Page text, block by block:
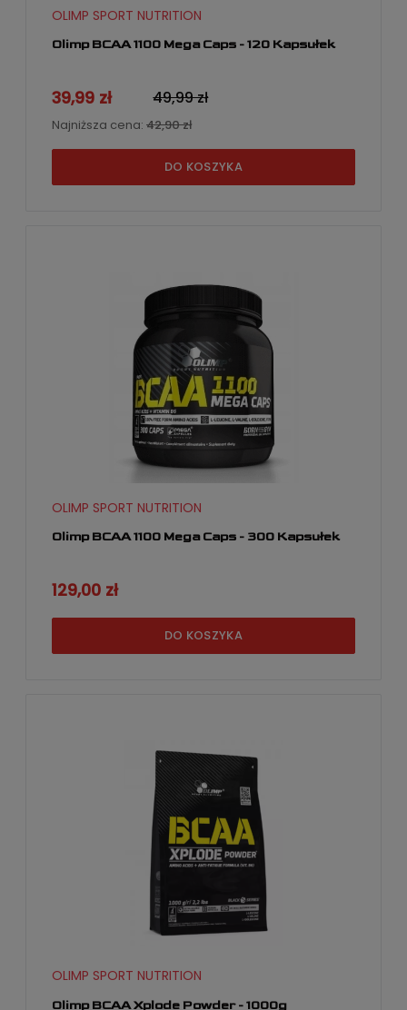
Olimp BCAA 1100 Mega Caps - 120 Kapsułek
OLIMP SPORT NUTRITION
39,99 zł 49,99 zł
Najniższa cena: 42,90 zł
DO KOSZYKA
Olimp BCAA 1100 Mega Caps - 300 Kapsułek
OLIMP SPORT NUTRITION
129,00 zł
DO KOSZYKA
Olimp BCAA Xplode Powder - 1000g
OLIMP SPORT NUTRITION